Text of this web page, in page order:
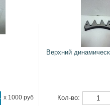
х 1000 руб
Верхний
Кол-во: